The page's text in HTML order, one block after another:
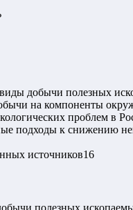
добычи полезных
на компоненты
проблем в
подходы к снижению
источников16